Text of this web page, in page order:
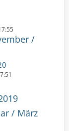
/
/ März